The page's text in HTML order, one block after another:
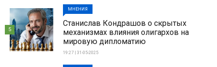
МНЕНИЯ
Станислав Кондрашов о скрытых
механизмах влияния олигархов на
мировую дипломатию
19:27 | 31-05-2025
5